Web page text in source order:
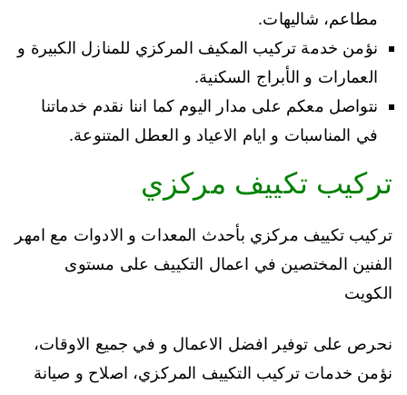
مطاعم، شاليهات.
نؤمن خدمة تركيب المكيف المركزي للمنازل الكبيرة و
العمارات و الأبراج السكنية.
نتواصل معكم على مدار اليوم كما اننا نقدم خدماتنا
في المناسبات و ايام الاعياد و العطل المتنوعة.
تركيب تكييف مركزي
تركيب تكييف مركزي بأحدث المعدات و الادوات مع امهر
الفنين المختصين في اعمال التكييف على مستوى
الكويت
نحرص على توفير افضل الاعمال و في جميع الاوقات،
نؤمن خدمات تركيب التكييف المركزي، اصلاح و صيانة